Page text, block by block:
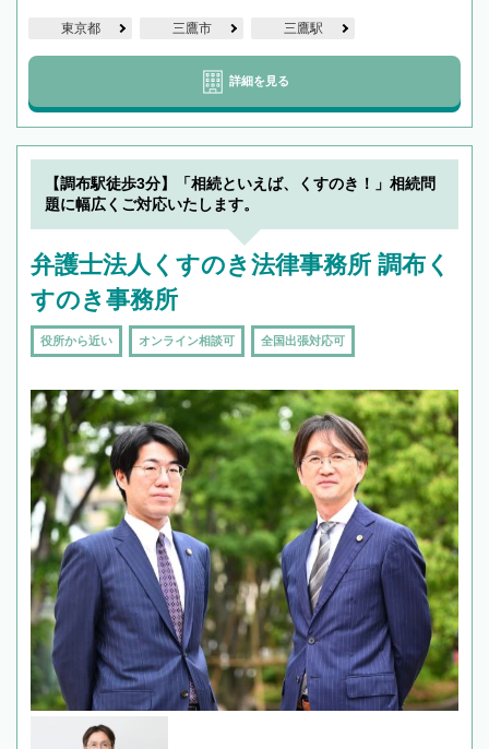
東京都 三鷹市 三鷹駅
詳細を見る
【調布駅徒歩3分】「相続といえば、くすのき！」相続問
題に幅広くご対応いたします。
弁護士法人くすのき法律事務所 調布く
すのき事務所
役所から近い オンライン相談可 全国出張対応可